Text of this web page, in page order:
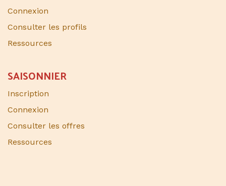
Connexion
Consulter les profils
Ressources
SAISONNIER​
Inscription
Connexion
Consulter les offres
Ressources